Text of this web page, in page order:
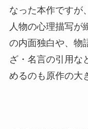
なった本作ですが
人物の心理描写が
の内面独白や、物
ざ・名言の引用な
めるのも原作の大